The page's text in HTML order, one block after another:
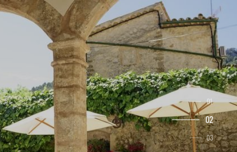
1
2
3